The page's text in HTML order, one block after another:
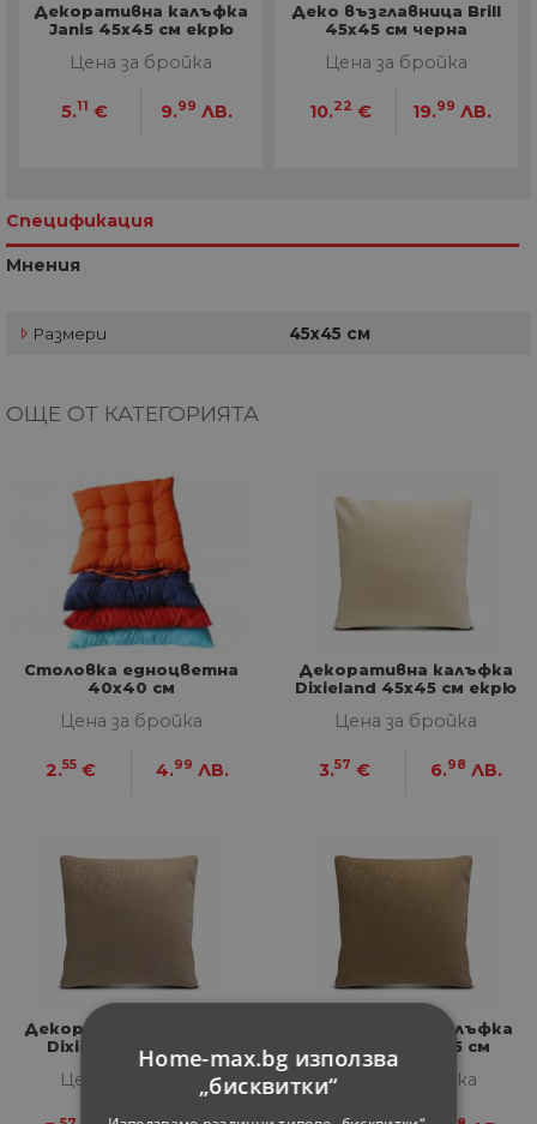
Декоративна калъфка
Janis 45х45 см екрю
Цена за бройка
5.11 € 9.99 ЛВ.
Деко възглавница Brill
45х45 см черна
Цена за бройка
10.22 € 19.99 ЛВ.
Спецификация
Мнения
Размери 45х45 см
ОЩЕ ОТ КАТЕГОРИЯТА
Столовка едноцветна
40x40 см
Цена за бройка
2.55 € 4.99 ЛВ.
Декоративна калъфка
Dixieland 45х45 см екрю
Цена за бройка
3.57 € 6.98 ЛВ.
Декоративна калъфка
Dixieland 45х45 см
бежова
Цена за бройка
Декоративна калъфка
Dixieland 45х45 см
тъмнобежова
Цена за бройка
Home-max.bg използва
„бисквитки“